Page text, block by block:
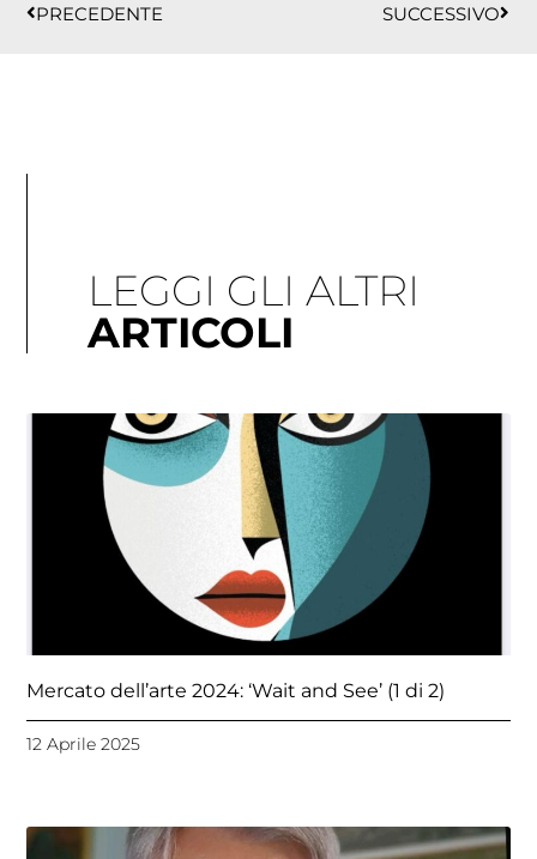
PRECEDENTE
SUCCESSIVO
LEGGI GLI ALTRI
ARTICOLI
Mercato dell’arte 2024: ‘Wait and See’ (1 di 2)
12 Aprile 2025
PaginaPaginaPagina
PaginaPagina